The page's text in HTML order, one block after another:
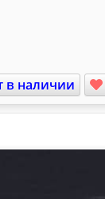
в наличии